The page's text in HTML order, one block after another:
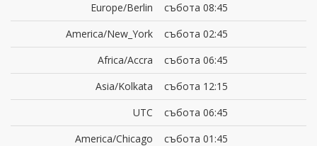
Europe/Berlin
събота 08:45
America/New_York
събота 02:45
Africa/Accra
събота 06:45
Asia/Kolkata
събота 12:15
UTC
събота 06:45
America/Chicago
събота 01:45